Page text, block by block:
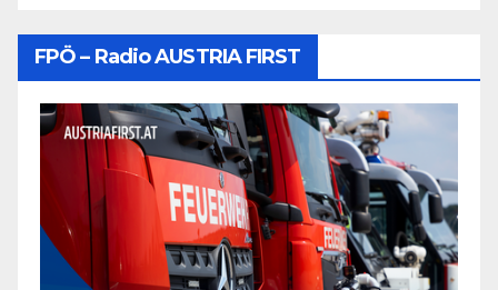
FPÖ – Radio AUSTRIA FIRST